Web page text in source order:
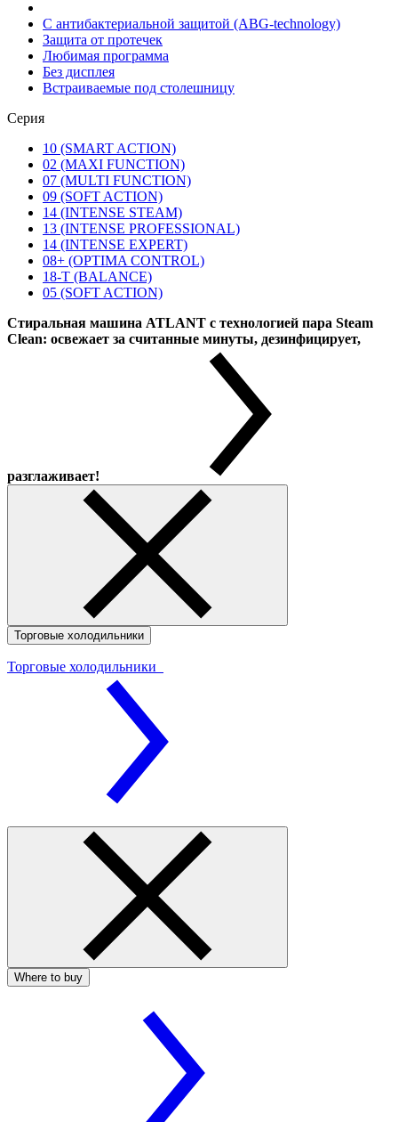
С антибактериальной защитой (ABG-technology)
Защита от протечек
Любимая программа
Без дисплея
Встраиваемые под столешницу
Серия
10 (SMART ACTION)
02 (MAXI FUNCTION)
07 (MULTI FUNCTION)
09 (SOFT ACTION)
14 (INTENSE STEAM)
13 (INTENSE PROFESSIONAL)
14 (INTENSE EXPERT)
08+ (OPTIMA CONTROL)
18-T (BALANCE)
05 (SOFT ACTION)
Стиральная машина ATLANT с технологией пара Steam
Clean: освежает за считанные минуты, дезинфицирует,
разглаживает!
Торговые холодильники
Торговые холодильники
Where to buy